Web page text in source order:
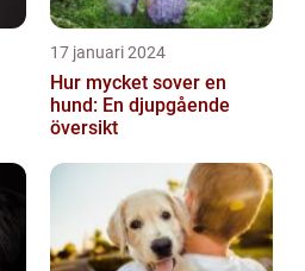
17 januari 2024
Hur mycket sover en
hund: En djupgående
översikt